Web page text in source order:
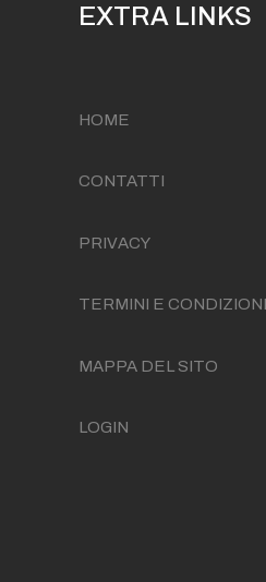
EXTRA LINKS
HOME
CONTATTI
PRIVACY
TERMINI E CONDIZIONI
MAPPA DEL SITO
LOGIN